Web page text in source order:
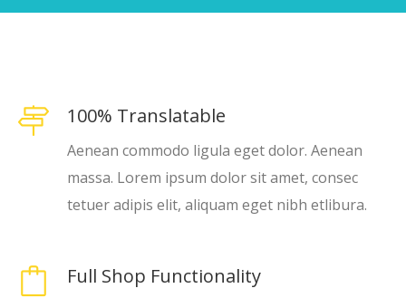
100% Translatable
Aenean commodo ligula eget dolor. Aenean
massa. Lorem ipsum dolor sit amet, consec
tetuer adipis elit, aliquam eget nibh etlibura.
Full Shop Functionality